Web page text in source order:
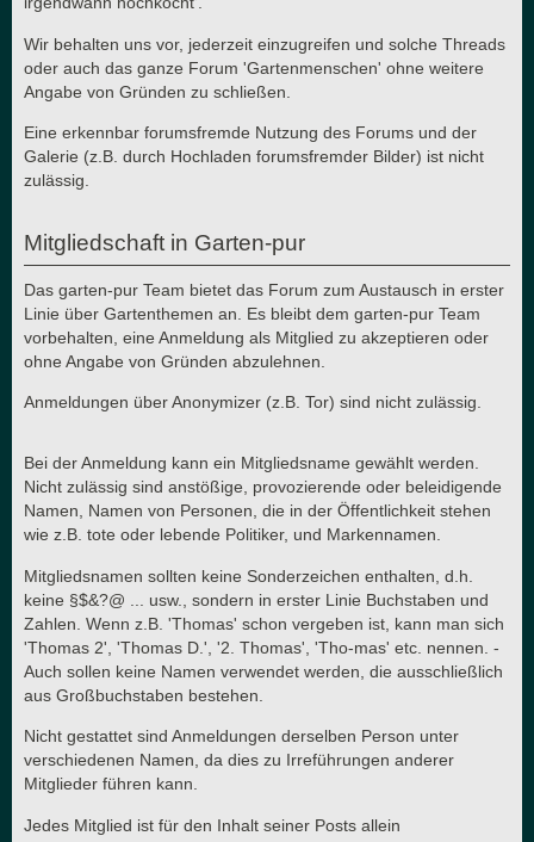
Wir behalten uns vor, jederzeit einzugreifen und solche Threads
oder auch das ganze Forum 'Gartenmenschen' ohne weitere
Angabe von Gründen zu schließen.
Eine erkennbar forumsfremde Nutzung des Forums und der
Galerie (z.B. durch Hochladen forumsfremder Bilder) ist nicht
zulässig.
Mitgliedschaft in Garten-pur
Das garten-pur Team bietet das Forum zum Austausch in erster
Linie über Gartenthemen an. Es bleibt dem garten-pur Team
vorbehalten, eine Anmeldung als Mitglied zu akzeptieren oder
ohne Angabe von Gründen abzulehnen.
Anmeldungen über Anonymizer (z.B. Tor) sind nicht zulässig.
Bei der Anmeldung kann ein Mitgliedsname gewählt werden.
Nicht zulässig sind anstößige, provozierende oder beleidigende
Namen, Namen von Personen, die in der Öffentlichkeit stehen
wie z.B. tote oder lebende Politiker, und Markennamen.
Mitgliedsnamen sollten keine Sonderzeichen enthalten, d.h.
keine §$&?@ ... usw., sondern in erster Linie Buchstaben und
Zahlen. Wenn z.B. 'Thomas' schon vergeben ist, kann man sich
'Thomas 2', 'Thomas D.', '2. Thomas', 'Tho-mas' etc. nennen. -
Auch sollen keine Namen verwendet werden, die ausschließlich
aus Großbuchstaben bestehen.
Nicht gestattet sind Anmeldungen derselben Person unter
verschiedenen Namen, da dies zu Irreführungen anderer
Mitglieder führen kann.
Jedes Mitglied ist für den Inhalt seiner Posts allein